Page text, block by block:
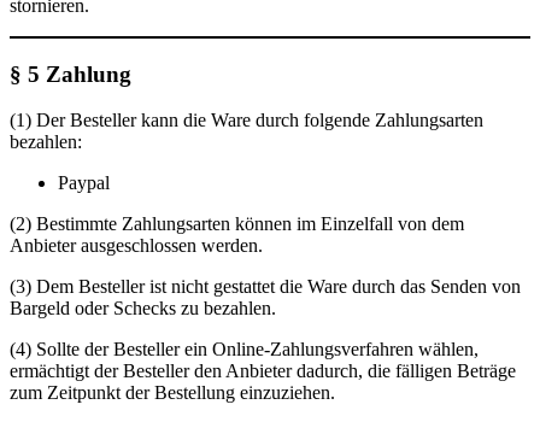
stornieren.
§ 5 Zahlung
(1) Der Besteller kann die Ware durch folgende Zahlungsarten
bezahlen:
Paypal
(2) Bestimmte Zahlungsarten können im Einzelfall von dem
Anbieter ausgeschlossen werden.
(3) Dem Besteller ist nicht gestattet die Ware durch das Senden von
Bargeld oder Schecks zu bezahlen.
(4) Sollte der Besteller ein Online-Zahlungsverfahren wählen,
ermächtigt der Besteller den Anbieter dadurch, die fälligen Beträge
zum Zeitpunkt der Bestellung einzuziehen.